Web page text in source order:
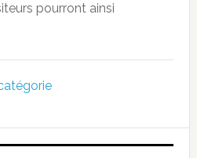
pourront ainsi